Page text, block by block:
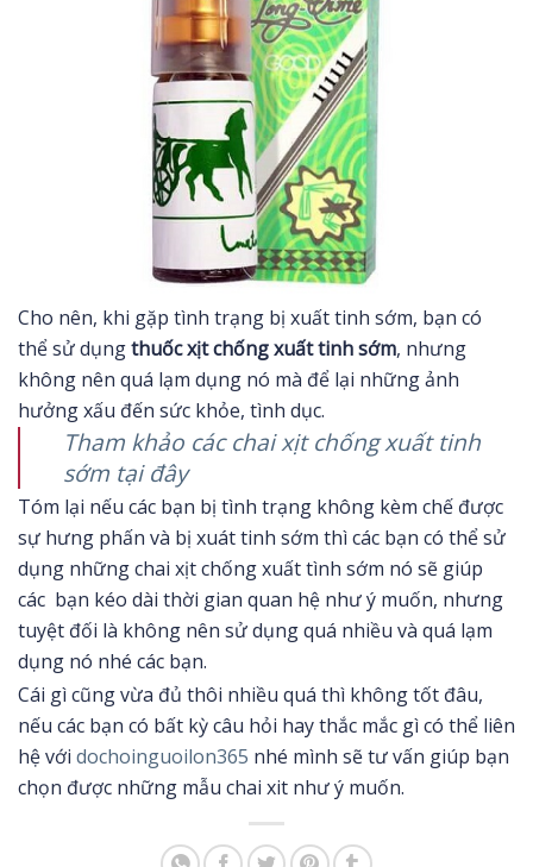
Cho nên, khi gặp tình trạng bị xuất tinh sớm, bạn có
thể sử dụngthuốc xịt chống xuất tinh sớm, nhưng
không nên quá lạm dụng nó mà để lại những ảnh
hưởng xấu đến sức khỏe, tình dục.
Tham khảo các chai xịt chống xuất tinh
sớm tại đây
Tóm lại nếu các bạn bị tình trạng không kèm chế được
sự hưng phấn và bị xuát tinh sớm thì các bạn có thể sử
dụng những chai xịt chống xuất tình sớm nó sẽ giúp
các bạn kéo dài thời gian quan hệ như ý muốn, nhưng
tuyệt đối là không nên sử dụng quá nhiều và quá lạm
dụng nó nhé các bạn.
Cái gì cũng vừa đủ thôi nhiều quá thì không tốt đâu,
nếu các bạn có bất kỳ câu hỏi hay thắc mắc gì có thể liên
hệ với dochoinguoilon365 nhé mình sẽ tư vấn giúp bạn
chọn được những mẫu chai xit như ý muốn.